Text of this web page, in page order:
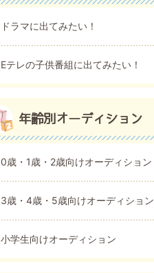
ドラマに出てみたい！
Eテレの子供番組に出てみたい！
年齢別オーディション
0歳・1歳・2歳向けオーディション
3歳・4歳・5歳向けオーディション
小学生向けオーディション